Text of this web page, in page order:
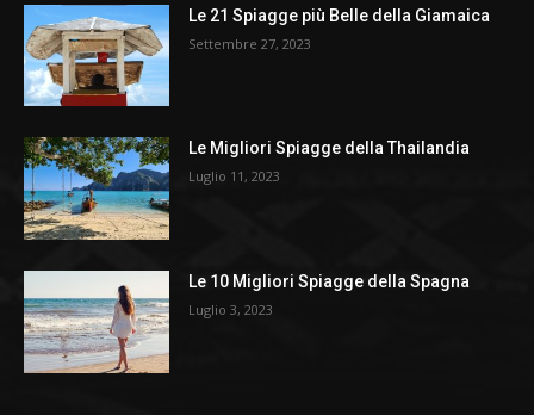
Le 21 Spiagge più Belle della Giamaica
Settembre 27, 2023
Le Migliori Spiagge della Thailandia
Luglio 11, 2023
Le 10 Migliori Spiagge della Spagna
Luglio 3, 2023